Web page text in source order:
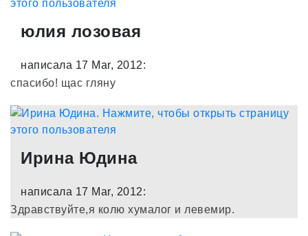
юлия лозовая
написала 17 Mar, 2012:
спасибо! щас гляну
Ирина Юдина
написала 17 Mar, 2012:
Здравствуйте,я колю хумалог и левемир.